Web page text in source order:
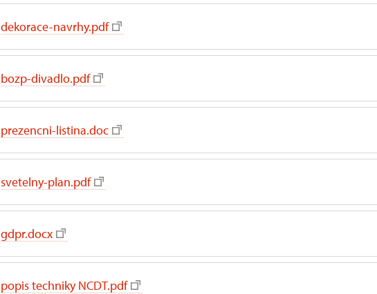
dekorace-navrhy.pdf
bozp-divadlo.pdf
prezencni-listina.doc
svetelny-plan.pdf
gdpr.docx
popis techniky NCDT.pdf